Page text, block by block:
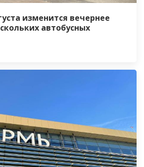
изменится вечернее
автобусных